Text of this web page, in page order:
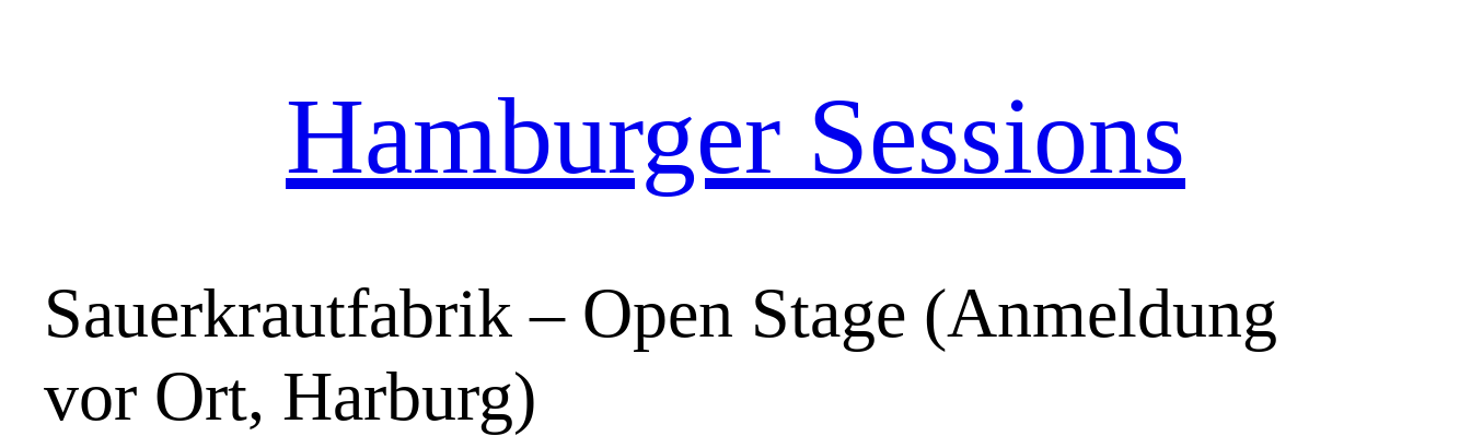
Hamburger Sessions
Sauerkrautfabrik – Open Stage (Anmeldung
vor Ort, Harburg)